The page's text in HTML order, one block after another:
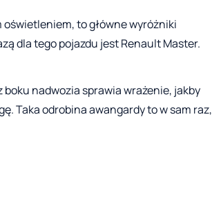
to główne wyróżniki
dla tego pojazdu jest Renault Master.
nadwozia sprawia wrażenie, jakby
Taka odrobina awangardy to w sam raz,